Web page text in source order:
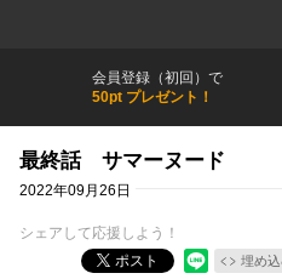
会員登録（初回）で
50pt プレゼント！
最終話 サマーヌード
2022年09月26日
シェアして応援しよう！
ポスト
埋め込